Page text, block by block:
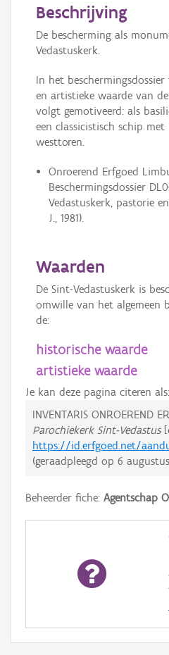
Beschrijving
De bescherming als
Vedastuskerk.
In het
en artistieke waarde van
volgt gemotiveerd: als
een classicistisch schip
westtoren.
Onroerend Erfgoed
Beschermingsdossier
Vedastuskerk, pastorie
J., 1981).
Waarden
De Sint-Vedastuskerk is
omwille van het algemeen
de:
historische waarde
artistieke waarde
Je kan deze pagina citeren als:
INVENTARIS ONROEREND
Parochiekerk Sint-Vedastus
https://id.erfgoed.net/
(geraadpleegd op 6
Beheerder fiche: Agentschap